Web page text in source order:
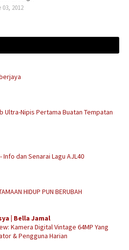
2012
Ultra-Nipis Pertama Buatan Tempatan
Info dan Senarai Lagu AJL40
HIDUP PUN BERUBAH
| Bella Jamal
Kamera Digital Vintage 64MP Yang
& Pengguna Harian